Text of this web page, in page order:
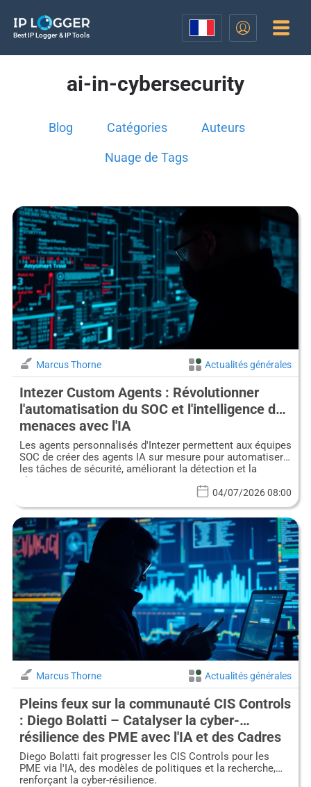
Best IP Logger & IP Tools
ai-in-cybersecurity
Blog Catégories Auteurs
Nuage de Tags
Marcus Thorne Actualités générales
Intezer Custom Agents : Révolutionner
l'automatisation du SOC et l'intelligence des
menaces avec l'IA
Les agents personnalisés d'Intezer permettent aux équipes
SOC de créer des agents IA sur mesure pour automatiser
les tâches de sécurité, améliorant la détection et la
réponse aux menaces.
04/07/2026 08:00
Marcus Thorne Actualités générales
Pleins feux sur la communauté CIS Controls
: Diego Bolatti – Catalyser la cyber-
résilience des PME avec l'IA et des Cadres
Stratégiques
Diego Bolatti fait progresser les CIS Controls pour les
PME via l'IA, des modèles de politiques et la recherche,
renforçant la cyber-résilience.